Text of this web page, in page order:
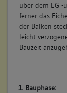
über dem EG
ferner das
der Balken
leicht
Bauzeit
1. Bauphase: